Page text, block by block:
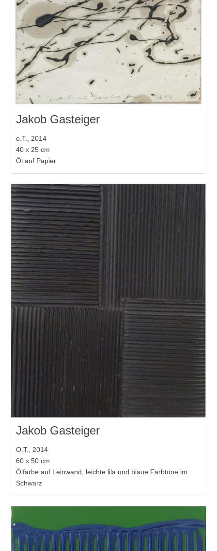
Jakob Gasteiger
o.T., 2014
40 x 25 cm
Öl auf Papier
Jakob Gasteiger
O.T., 2014
60 x 50 cm
Ölfarbe auf Leinwand, leichte lila und blaue Farbtöne im
Schwarz